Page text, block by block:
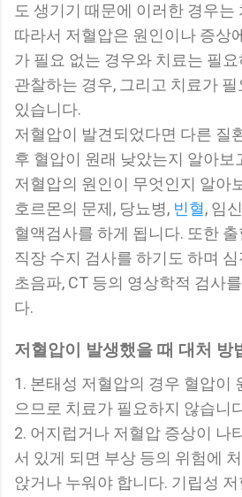
도 생기기 때문에 이러한 경우는
따라서 저혈압은 원인이나 증상
가 필요 없는 경우와 치료는 필
관찰하는 경우, 그리고 치료가
있습니다.
저혈압이 발견되었다면 다른 질
후 혈압이 원래 낮았는지 알아보
저혈압의 원인이 무엇인지 알아
호르몬의 문제, 당뇨병, 빈혈, 임
혈액검사를 하게 됩니다. 또한
직장 수지 검사를 하기도 하며
초음파, CT 등의 영상학적 검사
다.
저혈압이 발생했을 때 대처 방
1. 본태성 저혈압의 경우 혈압이
으므로 치료가 필요하지 않습니
2. 어지럽거나 저혈압 증상이 나
서 있게 되면 부상 등의 위험에
앉거나 누워야 합니다. 기립성